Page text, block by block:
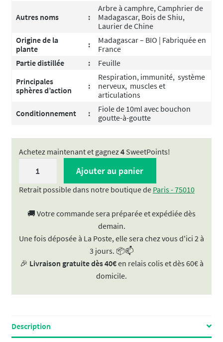
Autres noms :
Arbre à camphre, Camphrier de
Madagascar, Bois de Shiu,
Laurier de Chine
Origine de la
plante
:
Madagascar – BIO | Fabriquée en
France
Partie distillée
:
Feuille
Principales
sphères d’action
:
Respiration, immunité, système
nerveux, muscles et
articulations
Conditionnement
:
Fiole de 10ml avec bouchon
goutte-à-goutte
Achetez maintenant et gagnez4SweetPoints!
Huile
BIO
Ajouter au panier
Retrait possible dans notre boutique de Paris - 75010
🚚 Votre commande sera préparée et expédiée dès
demain.
Une fois déposée à La Poste, elle sera chez vous d'ici 2 à
3 jours. 📦📫
🎉 Livraison gratuite dès 40€en relais colis et dès 60€ à
domicile.
Description